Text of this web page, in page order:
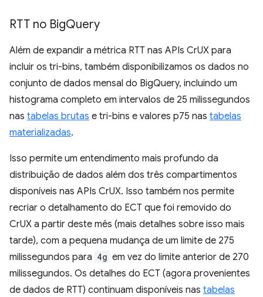
RTT no BigQuery
Além de expandir a métrica RTT nas APIs CrUX para
incluir os tri-bins, também disponibilizamos os dados no
conjunto de dados mensal do BigQuery, incluindo um
histograma completo em intervalos de 25 milissegundos
nas tabelas brutas e tri-bins e valores p75 nas tabelas
materializadas.
Isso permite um entendimento mais profundo da
distribuição de dados além dos três compartimentos
disponíveis nas APIs CrUX. Isso também nos permite
recriar o detalhamento do ECT que foi removido do
CrUX a partir deste mês (mais detalhes sobre isso mais
tarde), com a pequena mudança de um limite de 275
milissegundos para 4g em vez do limite anterior de 270
milissegundos. Os detalhes do ECT (agora provenientes
de dados de RTT) continuam disponíveis nas tabelas